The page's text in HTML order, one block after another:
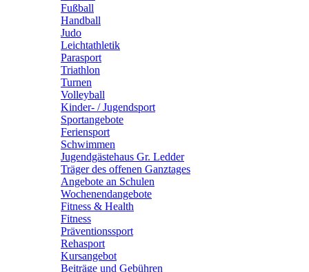
Fußball
Handball
Judo
Leichtathletik
Parasport
Triathlon
Turnen
Volleyball
Kinder- / Jugendsport
Sportangebote
Feriensport
Schwimmen
Jugendgästehaus Gr. Ledder
Träger des offenen Ganztages
Angebote an Schulen
Wochenendangebote
Fitness & Health
Fitness
Präventionssport
Rehasport
Kursangebot
Beiträge und Gebühren